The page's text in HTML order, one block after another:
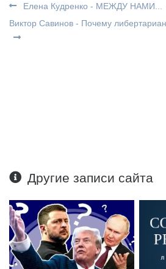
Елена Кудренко - МЕЖДУ НАМИ...
Виктор Савинов - Почему
Другие записи сайта